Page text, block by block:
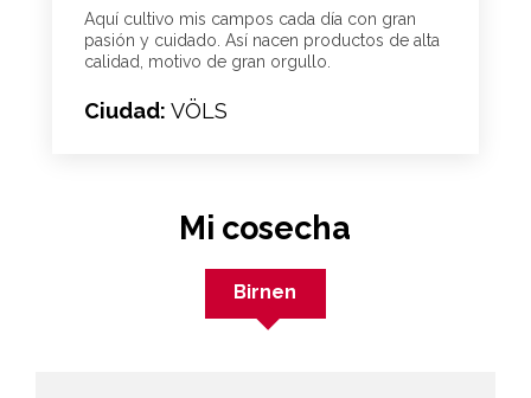
Aquí cultivo mis campos cada día con gran
pasión y cuidado. Así nacen productos de alta
calidad, motivo de gran orgullo.
Ciudad: VÖLS
Mi cosecha
Birnen